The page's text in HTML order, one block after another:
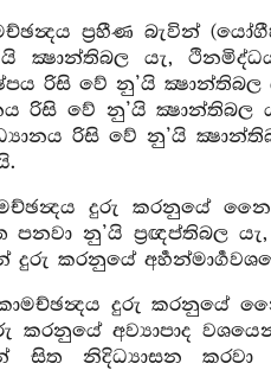
ප්‍රහීණ බැවින්
ක්‍ෂාන්තිබල යැ,
රිසි වේ නු’යි ක්‍ෂාන්තිබල
රිසි වේ නු’යි ක්‍ෂාන්තිබල
රිසි වේ නු’යි
දුරු කරනුයේ
පනවා නු’යි ප්‍රඥප්තිබල
දුරු කරනුයේ
දුරු කරනුයේ
කරනුයේ අව්‍යාපාද
සිත නිදිධ්‍යාසන